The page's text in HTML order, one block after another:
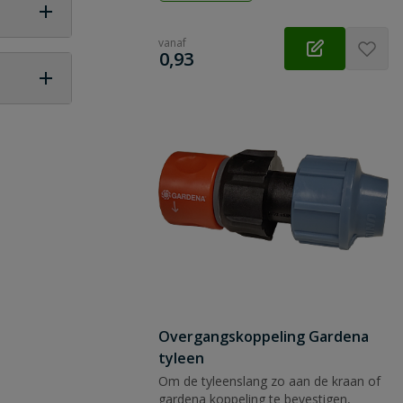
vanaf
€
0,93
Overgangskoppeling Gardena
tyleen
Om de tyleenslang zo aan de kraan of
gardena koppeling te bevestigen,